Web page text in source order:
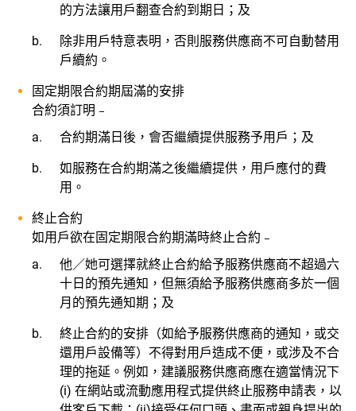
的方法讓用戶翻查合約到期日；及
除非用戶特意表明，否則服務供應商不可自動替用
戶續約。
固定期限合約期屆滿的安排
合約須訂明﹣
合約期滿日後，會否繼續提供服務予用戶；及
如服務在合約期滿之後繼續提供，用戶應付的費
用。
終止合約
如用戶欲在固定期限合約期滿時終止合約﹣
他／她可選擇就終止合約給予服務供應商不超過六
十日的預先通知，但無須給予服務供應商多於一個
月的預先通知期；及
終止合約的安排（如給予服務供應商的通知，或交
還用戶設備等）不得對用戶造成不便，或涉及不合
理的拖延。例如，建議服務供應商應在適當情況下
(i) 在網站或流動應用程式提供終止服務申請表，以